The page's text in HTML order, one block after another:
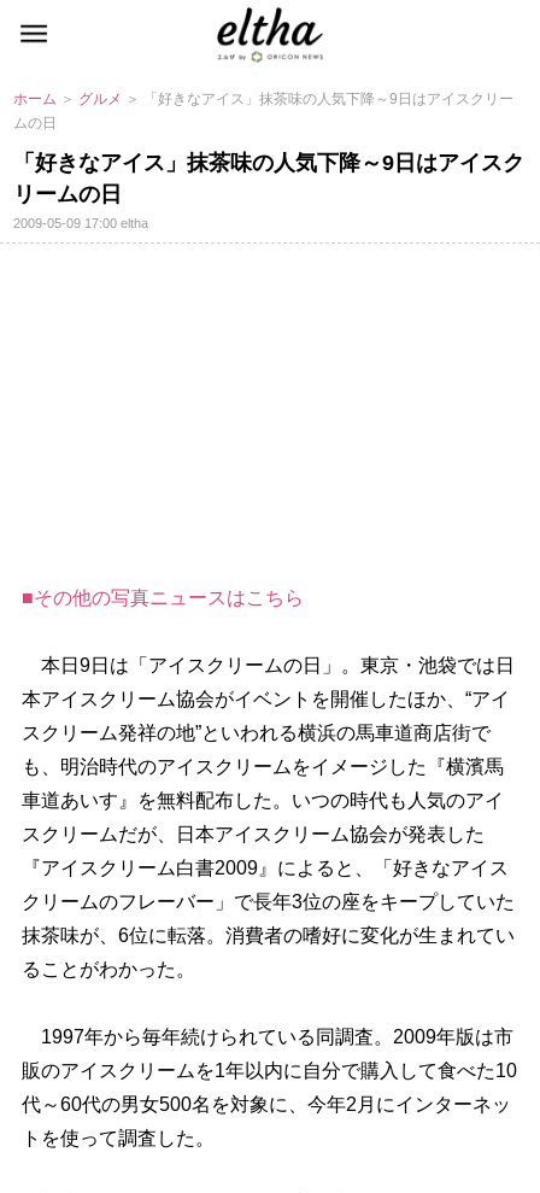
ホーム ＞ グルメ ＞ 「好きなアイス」抹茶味の人気下降～9日はアイスクリー
ムの日
「好きなアイス」抹茶味の人気下降～9日はアイスク
リームの日
2009-05-09 17:00eltha
■その他の写真ニュースはこちら
本日9日は「アイスクリームの日」。東京・池袋では日
本アイスクリーム協会がイベントを開催したほか、“アイ
スクリーム発祥の地”といわれる横浜の馬車道商店街で
も、明治時代のアイスクリームをイメージした『横濱馬
車道あいす』を無料配布した。いつの時代も人気のアイ
スクリームだが、日本アイスクリーム協会が発表した
『アイスクリーム白書2009』によると、「好きなアイス
クリームのフレーバー」で長年3位の座をキープしていた
抹茶味が、6位に転落。消費者の嗜好に変化が生まれてい
ることがわかった。
1997年から毎年続けられている同調査。2009年版は市
販のアイスクリームを1年以内に自分で購入して食べた10
代～60代の男女500名を対象に、今年2月にインターネッ
トを使って調査した。